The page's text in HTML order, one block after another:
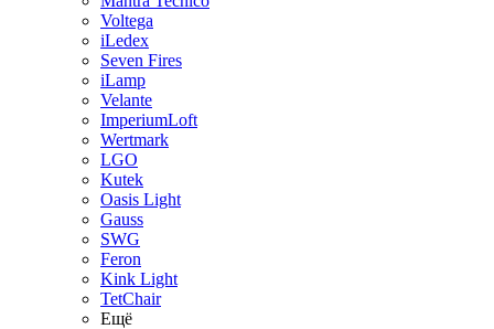
Voltega
iLedex
Seven Fires
iLamp
Velante
ImperiumLoft
Wertmark
LGO
Kutek
Oasis Light
Gauss
SWG
Feron
Kink Light
TetСhair
Ещё